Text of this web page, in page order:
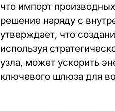
что импорт
решение наряду с
утверждает, что
используя
узла, может ускорить
ключевого шлюза для